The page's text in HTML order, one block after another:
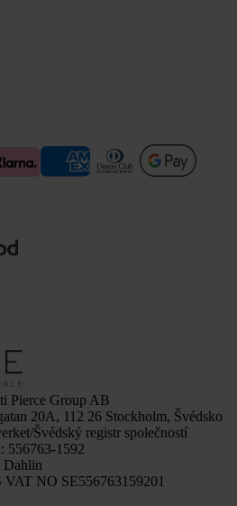
Pierce Group AB
20A, 112 26 Stockholm, Švédsko
Švédský registr společností
556763-1592
Dahlin
NO SE556763159201